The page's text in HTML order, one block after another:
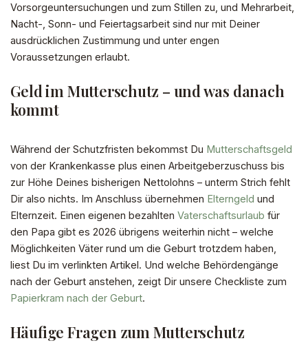
Vorsorgeuntersuchungen und zum Stillen zu, und Mehrarbeit,
Nacht-, Sonn- und Feiertagsarbeit sind nur mit Deiner
ausdrücklichen Zustimmung und unter engen
Voraussetzungen erlaubt.
Geld im Mutterschutz – und was danach
kommt
Während der Schutzfristen bekommst Du Mutterschaftsgeld
von der Krankenkasse plus einen Arbeitgeberzuschuss bis
zur Höhe Deines bisherigen Nettolohns – unterm Strich fehlt
Dir also nichts. Im Anschluss übernehmen Elterngeld und
Elternzeit. Einen eigenen bezahlten Vaterschaftsurlaub für
den Papa gibt es 2026 übrigens weiterhin nicht – welche
Möglichkeiten Väter rund um die Geburt trotzdem haben,
liest Du im verlinkten Artikel. Und welche Behördengänge
nach der Geburt anstehen, zeigt Dir unsere Checkliste zum
Papierkram nach der Geburt.
Häufige Fragen zum Mutterschutz